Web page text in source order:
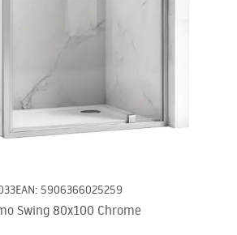
EAN: 5906366025259
Swing 80x100 Chrome